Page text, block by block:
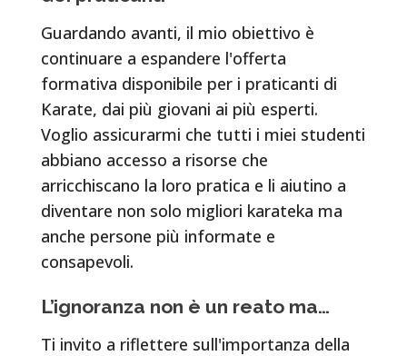
Guardando avanti, il mio obiettivo è
continuare a espandere l'offerta
formativa disponibile per i praticanti di
Karate, dai più giovani ai più esperti.
Voglio assicurarmi che tutti i miei studenti
abbiano accesso a risorse che
arricchiscano la loro pratica e li aiutino a
diventare non solo migliori karateka ma
anche persone più informate e
consapevoli.
L’ignoranza non è un reato ma…
Ti invito a riflettere sull'importanza della